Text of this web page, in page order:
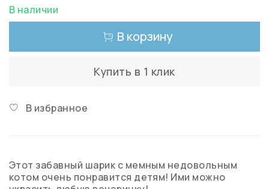
В наличии
В корзину
Купить в 1 клик
В избранное
Этот забавный шарик с мемным недовольным
котом очень понравится детям! Ими можно